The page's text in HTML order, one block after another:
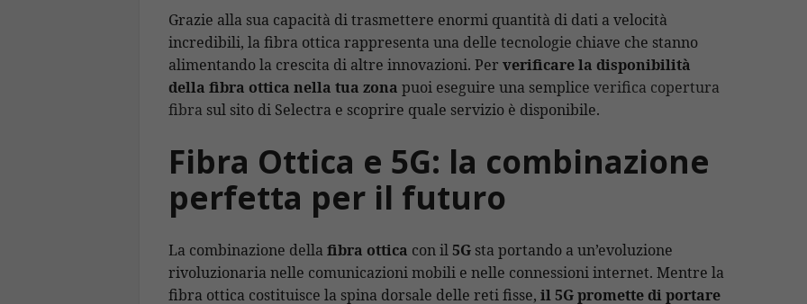
Grazie alla sua capacità di trasmettere enormi quantità di dati a velocità
incredibili, la fibra ottica rappresenta una delle tecnologie chiave che stanno
alimentando la crescita di altre innovazioni. Per verificare la disponibilità
della fibra ottica nella tua zona puoi eseguire una semplice verifica copertura
fibra sul sito di Selectra e scoprire quale servizio è disponibile.
Fibra Ottica e 5G: la combinazione
perfetta per il futuro
La combinazione dellafibra ottica con il5G sta portando a un’evoluzione
rivoluzionaria nelle comunicazioni mobili e nelle connessioni internet. Mentre la
fibra ottica costituisce la spina dorsale delle reti fisse, il 5G promette di portare